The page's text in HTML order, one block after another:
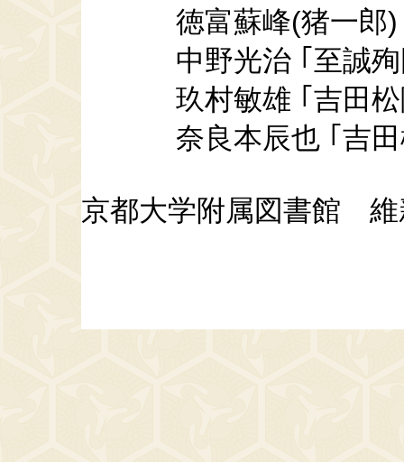
徳富蘇峰(猪一郎) ｢
中野光治 ｢至誠殉国
玖村敏雄 ｢吉田松
奈良本辰也 ｢吉田
京都大学附属図書館 維